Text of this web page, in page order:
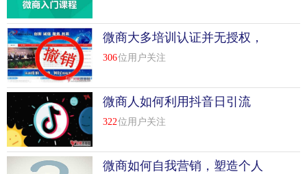
微商大多培训认证并无授权，
你的证书有可能是假的
306位用户关注
微商人如何利用抖音日引流
500+
322位用户关注
微商如何自我营销，塑造个人